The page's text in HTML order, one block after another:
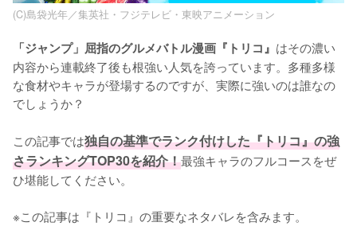
(C)島袋光年／集英社・フジテレビ・東映アニメーション
「ジャンプ」屈指のグルメバトル漫画『トリコ』 はその濃い
内容から連載終了後も根強い人気を誇っています。多種多様
な食材やキャラが登場するのですが、実際に強いのは誰なの
でしょうか？
この記事では独自の基準でランク付けした『トリコ』の強
さランキングTOP30を紹介！最強キャラのフルコースをぜ
ひ堪能してください。
※この記事は『トリコ』の重要なネタバレを含みます。